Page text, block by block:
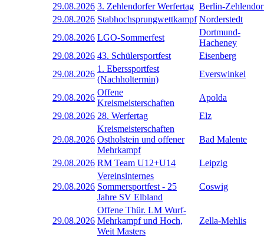
29.08.2026 3. Zehlendorfer Werfertag Berlin-
29.08.2026 Stabhochsprungwettkampf Norderstedt
29.08.2026 LGO-Sommerfest
Dortmund-
Hacheney
29.08.2026 43. Schülersportfest
Eisenberg
29.08.2026
1. Eberssportfest
(Nachholtermin)
Everswinkel
29.08.2026
Offene
Kreismeisterschaften
Apolda
29.08.2026 28. Werfertag Elz
29.08.2026
Kreismeisterschaften
Ostholstein und offener
Mehrkampf
Bad Malente
29.08.2026 RM Team U12+U14 Leipzig
29.08.2026
Vereinsinternes
Sommersportfest - 25
Jahre SV Elbland
Coswig
29.08.2026
Offene Thür. LM Wurf-
Mehrkampf und Hoch,
Weit Masters
Zella-Mehlis